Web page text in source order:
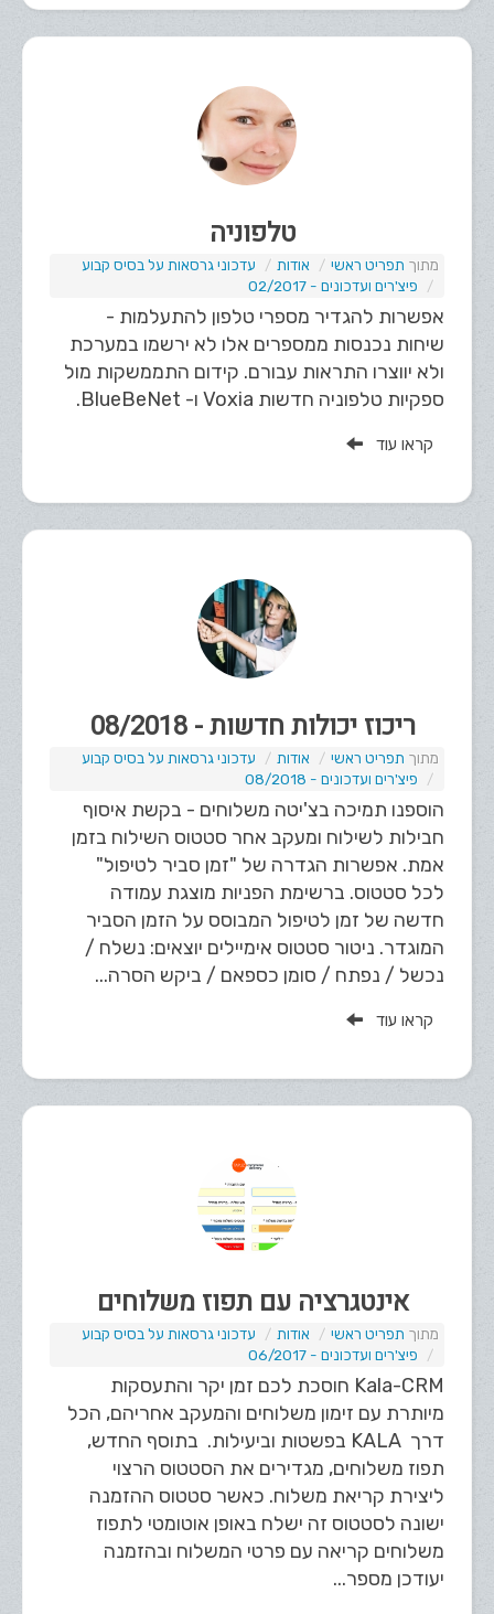
טלפוניה
תפריט ראשי אודות
עדכוני גרסאות על בסיס קבוע
פיצ'רים ועדכונים - 02/2017
אפשרות להגדיר מספרי טלפון להתעלמות -
שיחות נכנסות ממספרים אלו לא ירשמו במערכת
ולא יווצרו התראות עבורם. קידום התממשקות מול
ספקיות טלפוניה חדשות Voxia ו- BlueBeNet.
קראו עוד
ריכוז יכולות חדשות - 08/2018
תפריט ראשי אודות
עדכוני גרסאות על בסיס קבוע
פיצ'רים ועדכונים - 08/2018
הוספנו תמיכה בצ'יטה משלוחים - בקשת איסוף
חבילות לשילוח ומעקב אחר סטטוס השילוח בזמן
אמת. אפשרות הגדרה של "זמן סביר לטיפול"
לכל סטטוס. ברשימת הפניות מוצגת עמודה
חדשה של זמן לטיפול המבוסס על הזמן הסביר
המוגדר. ניטור סטטוס אימיילים יוצאים: נשלח /
נכשל / נפתח / סומן כספאם / ביקש הסרה...
קראו עוד
אינטגרציה עם תפוז משלוחים
תפריט ראשי אודות
עדכוני גרסאות על בסיס קבוע
פיצ'רים ועדכונים - 06/2017
Kala-CRM חוסכת לכם זמן יקר והתעסקות
מיותרת עם זימון משלוחים והמעקב אחריהם, הכל
דרך KALA בפשטות וביעילות. בתוסף החדש,
תפוז משלוחים, מגדירים את הסטטוס הרצוי
ליצירת קריאת משלוח. כאשר סטטוס ההזמנה
ישונה לסטטוס זה ישלח באופן אוטומטי לתפוז
משלוחים קריאה עם פרטי המשלוח ובהזמנה
יעודכן מספר...